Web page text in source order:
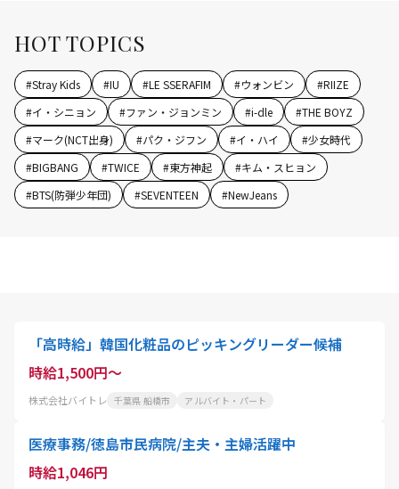
HOT TOPICS
#Stray Kids #IU #LE SSERAFIM #ウォンビン #RIIZE
#イ・シニョン #ファン・ジョンミン #i-dle #THE BOYZ
#マーク(NCT出身) #パク・ジフン #イ・ハイ #少女時代
#BIGBANG #TWICE #東方神起 #キム・スヒョン
#BTS(防弾少年団) #SEVENTEEN #NewJeans
「高時給」韓国化粧品のピッキングリーダー候補
時給1,500円～
株式会社バイトレ 千葉県 船橋市 アルバイト・パート
医療事務/徳島市民病院/主夫・主婦活躍中
時給1,046円